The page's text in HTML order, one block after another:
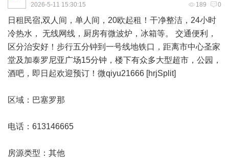
189 0
2026-5-11 15:30:15
日租民宿,双人间，单人间，20欧起租！干净整洁，24小时
冷热水， 无线网线，厨房有微波炉，冰箱等。 交通便利，
区分治安好！步行五分钟到一号线地铁口，距离市中心圣家
堂及加泰罗尼亚广场15分钟，楼下有众多大型超市，公园，
酒吧 ，即日起欢迎预订！微qiyu21666 [hrjSplit]
区域：巴塞罗那
电话：613146665
房源类型：其他